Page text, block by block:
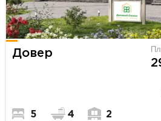
Довер
5 4 2